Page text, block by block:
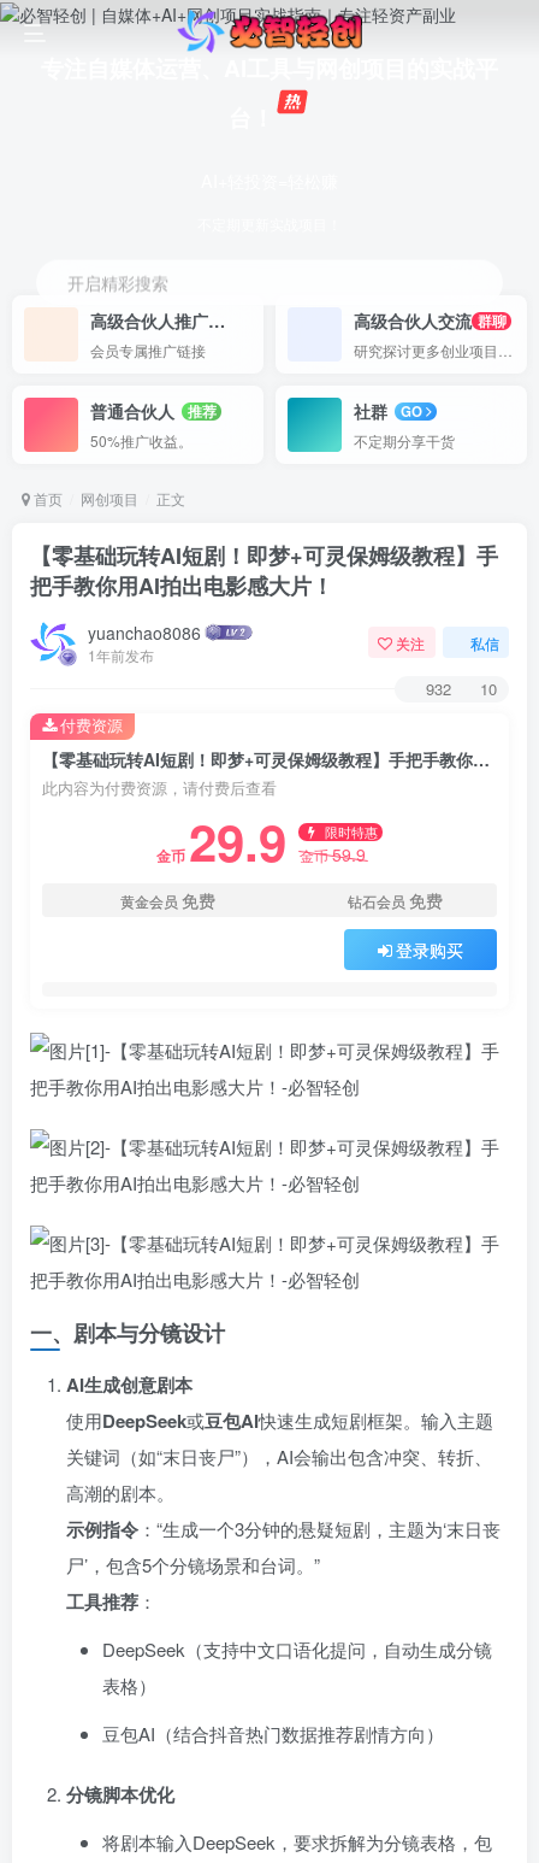
开启精彩搜索
高级合伙人推广50%
会员专属推广链接
高级合伙人交流 群聊
普通合伙人
推荐
50%推广收益。
社群
GO
不定期分享干货
首页 网创项目 正文
【零基础玩转AI短剧！即梦+可灵保姆级教程】手
把手教你用AI拍出电影感大片！
yuanchao8086
1年前发布
关注 私信
932 10
【零基础玩转AI短剧！即梦+可灵保姆级教程】手把手教你用AI拍出电影感大片！
此内容为付费资源，请付费后查看
金币 29.9 限时特惠
金币59.9
黄金会员 免费 钻石会员 免费
登录购买
付费资源
一、剧本与分镜设计
AI生成创意剧本
使用DeepSeek或豆包AI快速生成短剧框架。输入主题
关键词（如“末日丧尸”），AI会输出包含冲突、转折、
高潮的剧本。
示例指令 ：“生成一个3分钟的悬疑短剧，主题为‘末日丧
尸’，包含5个分镜场景和台词。”
工具推荐 ：
DeepSeek（支持中文口语化提问，自动生成分镜
表格）
豆包AI（结合抖音热门数据推荐剧情方向）
分镜脚本优化
将剧本输入DeepSeek，要求拆解为分镜表格，包